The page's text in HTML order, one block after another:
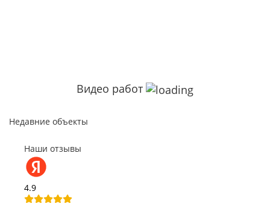
Видео работ
Недавние объекты
Наши отзывы
4.9